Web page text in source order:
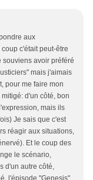
aux
c'était peut-être
souviens avoir préféré
mais j'aimais
pour me faire mon
d'un côté, bon
mais ils
Je sais que c'est
réagir aux situations,
Et le coup des
le scénario,
d'un autre côté,
l'épisode "Genesis"